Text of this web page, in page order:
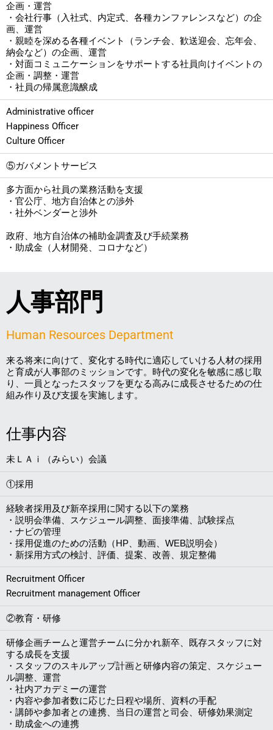
企画・運営
・会社行事（入社式、内定式、各種カンファレンスなど）の企
画、運営
・親睦を深める各種イベント（ランチ会、歓送迎会、 忘年会、
納会など）の企画、運営
・対面コミュニケーションをサポートする社員向けイベントの
企画・調整・運営
・社員の帰属意識醸成
Administrative officer
Happiness Officer
Culture Officer
⑤ガバメントサービス
多方面から社員の業務活動を支援
・官公庁、地方自治体との渉外
・社外ベンダーと渉外
政府、地方自治体の補助金調査及び手続業務
・助成金（人材開発、コロナなど）
人事部門
Human Resources Department
来る将来に向けて、変化する時代に適応していける人材の採用
と育成が人事部のミッションです。時代の変化を敏感に感じ取
り、一員となったスタッフを更なる高みに成長させるための仕
組み作り及び支援を実施します。
仕事内容
未ＬＡｉ（みらい）会議
①採用
経験者採用及び新卒採用に関する以下の業務
・説明会準備、スケジュール調整、面接準備、試験採点
・ナビの管理
・採用促進のための活動（HP、動画、WEB説明会）
・新採用方式の検討、評価、提案、改善、規定整備
Recruitment Officer
Recruitment management Officer
②教育・研修
研修企画チームと運営チームに分かれ新卒、既存スタッフに対
する成長を支援
・スタッフのスキルアップ計画と研修内容の策定、スケジュー
ル調整、運営
・社内アカデミーの運営
・内容や参加者数に応じた日程や場所、資料の手配
・講師や参加者との連携、当日の運営と司会、研修効果測定
・助成金への連携